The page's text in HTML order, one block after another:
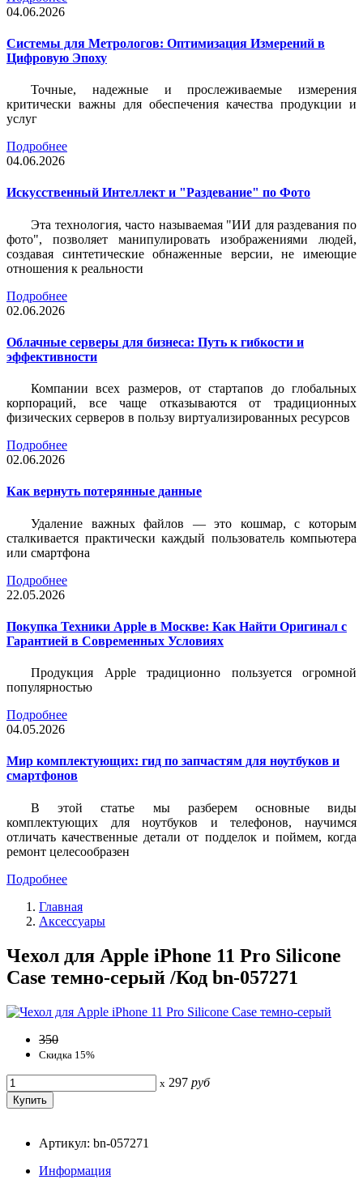
04.06.2026
Системы для Метрологов: Оптимизация Измерений в
Цифровую Эпоху
Точные, надежные и прослеживаемые измерения
критически важны для обеспечения качества продукции и
услуг
Подробнее
04.06.2026
Искусственный Интеллект и "Раздевание" по Фото
Эта технология, часто называемая "ИИ для раздевания по
фото", позволяет манипулировать изображениями людей,
создавая синтетические обнаженные версии, не имеющие
отношения к реальности
Подробнее
02.06.2026
Облачные серверы для бизнеса: Путь к гибкости и
эффективности
Компании всех размеров, от стартапов до глобальных
корпораций, все чаще отказываются от традиционных
физических серверов в пользу виртуализированных ресурсов
Подробнее
02.06.2026
Как вернуть потерянные данные
Удаление важных файлов — это кошмар, с которым
сталкивается практически каждый пользователь компьютера
или смартфона
Подробнее
22.05.2026
Покупка Техники Apple в Москве: Как Найти Оригинал с
Гарантией в Современных Условиях
Продукция Apple традиционно пользуется огромной
популярностью
Подробнее
04.05.2026
Мир комплектующих: гид по запчастям для ноутбуков и
смартфонов
В этой статье мы разберем основные виды
комплектующих для ноутбуков и телефонов, научимся
отличать качественные детали от подделок и поймем, когда
ремонт целесообразен
Подробнее
Главная
Аксессуары
Чехол для Apple iPhone 11 Pro Silicone
Case темно-серый /Код bn-057271
350
Скидка 15%
x 297 руб
Артикул: bn-057271
Информация